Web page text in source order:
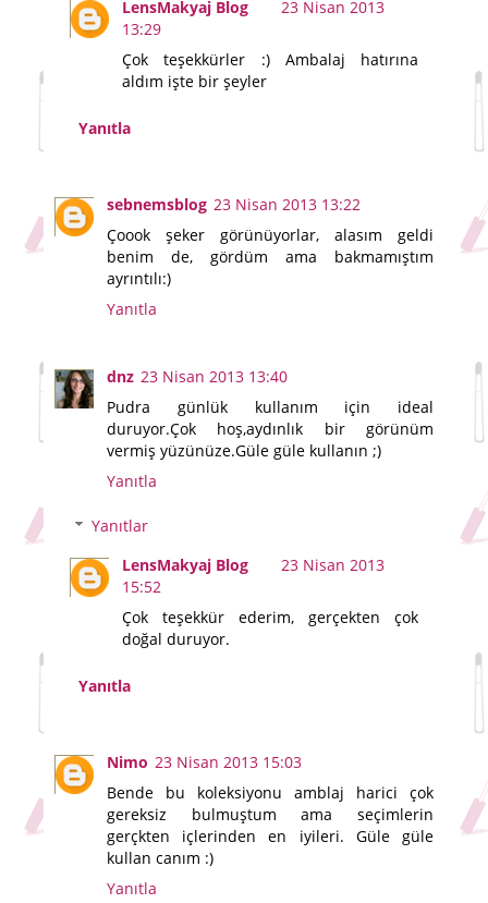
LensMakyaj Blog
23 Nisan 2013
13:29
Çok teşekkürler :) Ambalaj hatırına
aldım işte bir şeyler
Yanıtla
sebnemsblog 23 Nisan 2013 13:22
Çoook şeker görünüyorlar, alasım geldi
benim de, gördüm ama bakmamıştım
ayrıntılı:)
Yanıtla
dnz 23 Nisan 2013 13:40
Pudra günlük kullanım için ideal
duruyor.Çok hoş,aydınlık bir görünüm
vermiş yüzünüze.Güle güle kullanın ;)
Yanıtla
Yanıtlar
LensMakyaj Blog
23 Nisan 2013
15:52
Çok teşekkür ederim, gerçekten çok
doğal duruyor.
Yanıtla
Nimo 23 Nisan 2013 15:03
Bende bu koleksiyonu amblaj harici çok
gereksiz bulmuştum ama seçimlerin
gerçkten içlerinden en iyileri. Güle güle
kullan canım :)
Yanıtla